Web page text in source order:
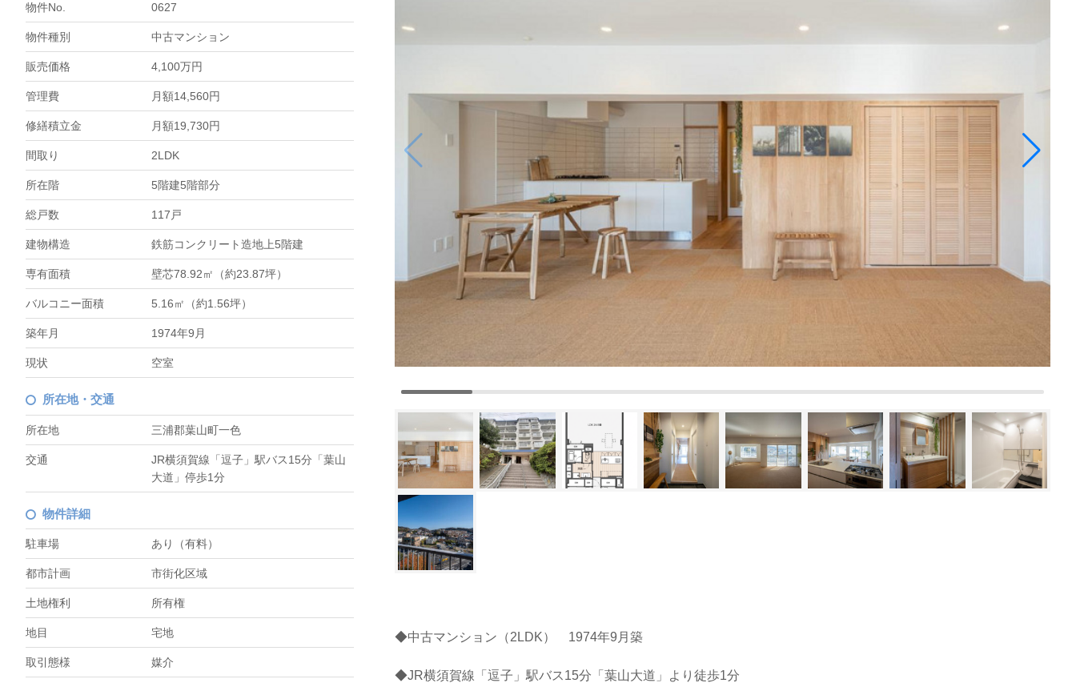
物件No. 0627
物件種別 中古マンション
販売価格 4,100万円
管理費 月額14,560円
修繕積立金 月額19,730円
間取り 2LDK
所在階 5階建5階部分
総戸数 117戸
建物構造 鉄筋コンクリート造地上5階建
専有面積 壁芯78.92㎡（約23.87坪）
バルコニー面積 5.16㎡（約1.56坪）
築年月 1974年9月
現状 空室
所在地・交通
所在地 三浦郡葉山町一色
交通
JR横須賀線「逗子」駅バス15分「葉山
大道」停歩1分
物件詳細
駐車場 あり（有料）
都市計画 市街化区域
土地権利 所有権
地目 宅地
取引態様 媒介
◆中古マンション（2LDK） 1974年9月築
◆JR横須賀線「逗子」駅バス15分「葉山大道」より徒歩1分